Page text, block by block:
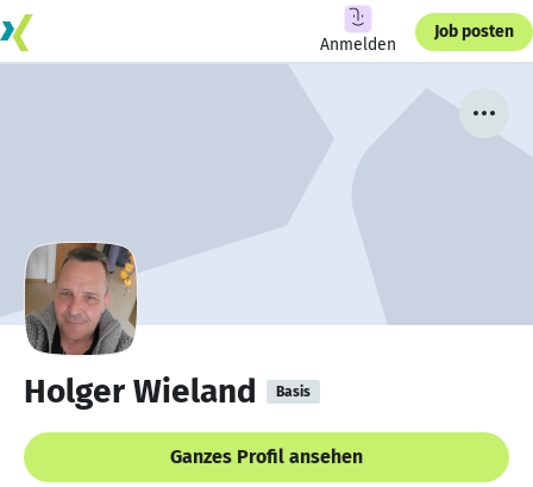
Anmelden
Job posten
Holger Wieland Basis
Ganzes Profil ansehen